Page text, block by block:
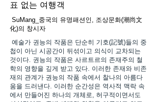
표 없는 여행객
SuMang_중국의 유명패션인, 조상문화(潮尚文
化)의 창시자
예술가 권능의 작품은 단순히 기호(記號)들의 중
첩이 아닌 시공간이 뒤섞이고 의식이 교차되는
것이다. 권능의 작품은 사르트르의 존재주의 철
학의 영향을 깊게 받고 있다. 이러한 존재와 비존
재의 관계가 권능의 작품 속에서 찰나의 아름다
움을 드러낸다. 이러한 순간성은 역사적 맥락 속
에서 만들어진 하나의 개체로, 허구적이면서도